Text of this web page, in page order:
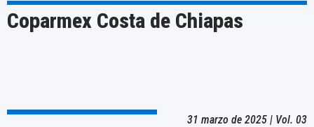
Coparmex Costa de Chiapas
31 marzo de 2025 | Vol. 03